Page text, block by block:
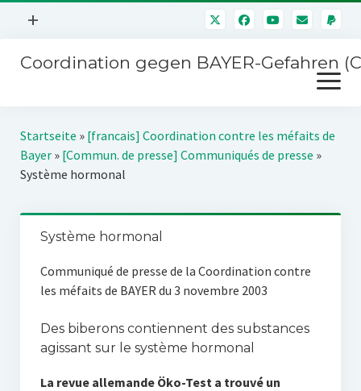
Menü
+
Mitmachen
Über uns
Kontakt
Impressum
Störfälle
Coordination gegen BAYER-Gefahren
Menü
öffnen
Kampagnen
BAYER-Hauptversammlungen
Jahrestagung
SPENDEN
Startseite » [francais] Coordination contre les méfaits de
Bayer» [Commun. de presse] Communiqués de presse »
Système hormonal
Système hormonal
Communiqué de presse de la Coordination contre
les méfaits de BAYER du 3 novembre 2003
Des biberons contiennent des substances
agissant sur le système hormonal
La revue allemande Öko-Test a trouvé un